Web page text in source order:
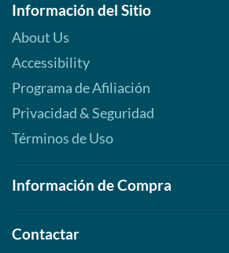
Información del Sitio
About Us
Accessibility
Programa de Afiliación
Privacidad & Seguridad
Términos de Uso
Información de Compra
Contactar